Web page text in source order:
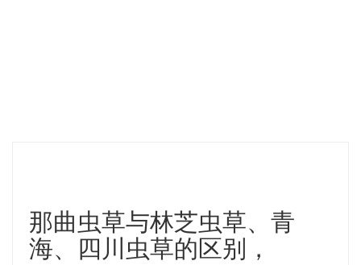
那曲虫草与林芝虫草、青
海、四川虫草的区别，